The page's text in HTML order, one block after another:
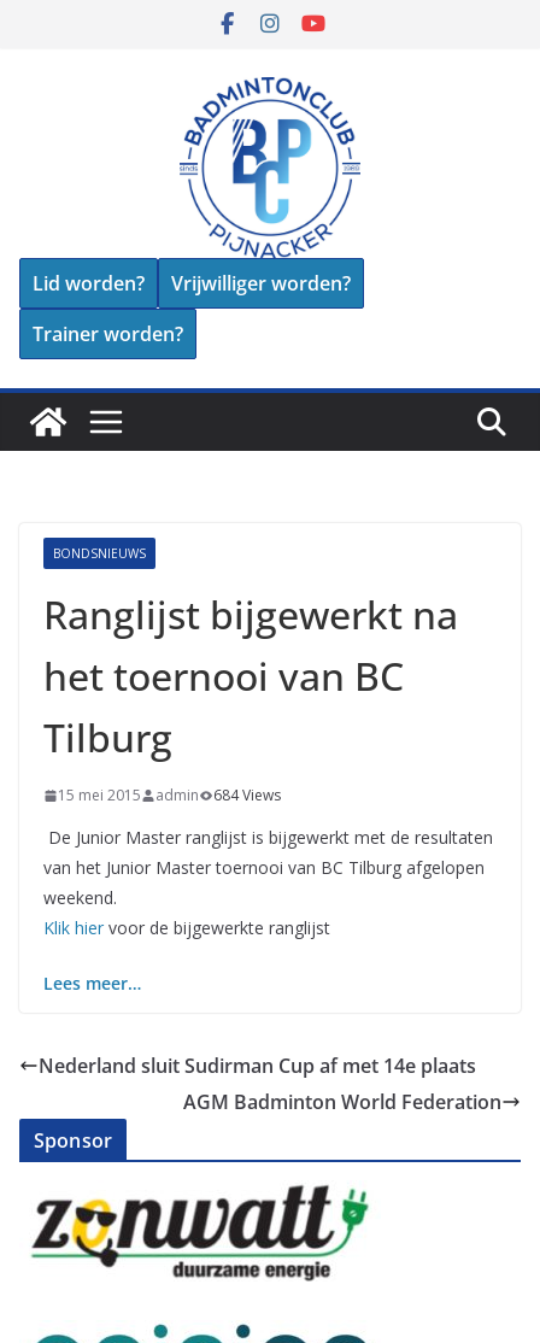
Lid worden?
Vrijwilliger worden?
Trainer worden?
BONDSNIEUWS
Ranglijst bijgewerkt na
het toernooi van BC
Tilburg
15 mei 2015 admin 684 Views
De Junior Master ranglijst is bijgewerkt met de resultaten
van het Junior Master toernooi van BC Tilburg afgelopen
weekend.
Klik hier voor de bijgewerkte ranglijst
Lees meer…
Nederland sluit Sudirman Cup af met 14e plaats
AGM Badminton World Federation
Sponsor